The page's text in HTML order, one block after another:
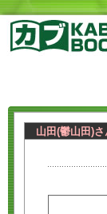
山田(鬱山田)